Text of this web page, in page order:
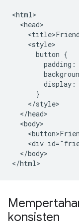
<html>
  <head>
    <style>
      button {
padding:
display:
      }
    </style>
  </head>
  <body>
<div
  </body>
konsisten